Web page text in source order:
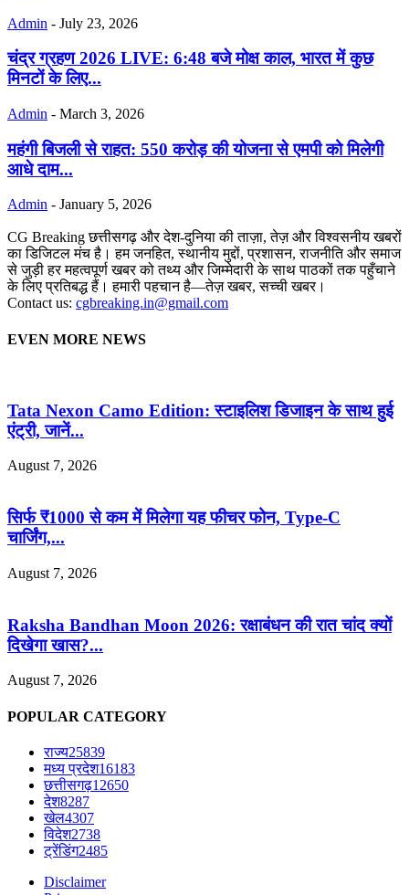
Admin - July 23, 2026
चंद्र ग्रहण 2026 LIVE: 6:48 बजे मोक्ष काल, भारत में कुछ
मिनटों के लिए...
Admin - March 3, 2026
महंगी बिजली से राहत: 550 करोड़ की योजना से एमपी को मिलेगी
आधे दाम...
Admin - January 5, 2026
CG Breaking छत्तीसगढ़ और देश-दुनिया की ताज़ा, तेज़ और विश्वसनीय खबरों
का डिजिटल मंच है। हम जनहित, स्थानीय मुद्दों, प्रशासन, राजनीति और समाज
से जुड़ी हर महत्वपूर्ण खबर को तथ्य और जिम्मेदारी के साथ पाठकों तक पहुँचाने
के लिए प्रतिबद्ध हैं। हमारी पहचान है—तेज़ खबर, सच्ची खबर।
Contact us: cgbreaking.in@gmail.com
EVEN MORE NEWS
Tata Nexon Camo Edition: स्टाइलिश डिजाइन के साथ हुई
एंट्री, जानें...
August 7, 2026
सिर्फ ₹1000 से कम में मिलेगा यह फीचर फोन, Type-C
चार्जिंग,...
August 7, 2026
Raksha Bandhan Moon 2026: रक्षाबंधन की रात चांद क्यों
दिखेगा खास?...
August 7, 2026
POPULAR CATEGORY
राज्य25839
मध्य प्रदेश16183
छत्तीसगढ़12650
देश8287
खेल4307
विदेश2738
ट्रेंडिंग2485
Disclaimer